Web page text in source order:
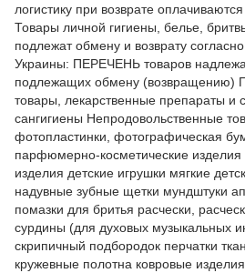
логистику при возврате оплачиваются
Товары личной гигиены, белье,
подлежат обмену и возврату
Украины: ПЕРЕЧЕНЬ товаров
подлежащих обмену (возвращению)
товары, лекарственные препараты и
сангигиены Непродовольственные
фотопластинки, фотографическая
парфюмерно-косметические
изделия детские игрушки мягкие
надувные зубные щетки мундштуки
помазки для бритья расчески,
сурдины (для духовых музыкальных
скрипичный подбородок перчатки
кружевные полотна ковровые